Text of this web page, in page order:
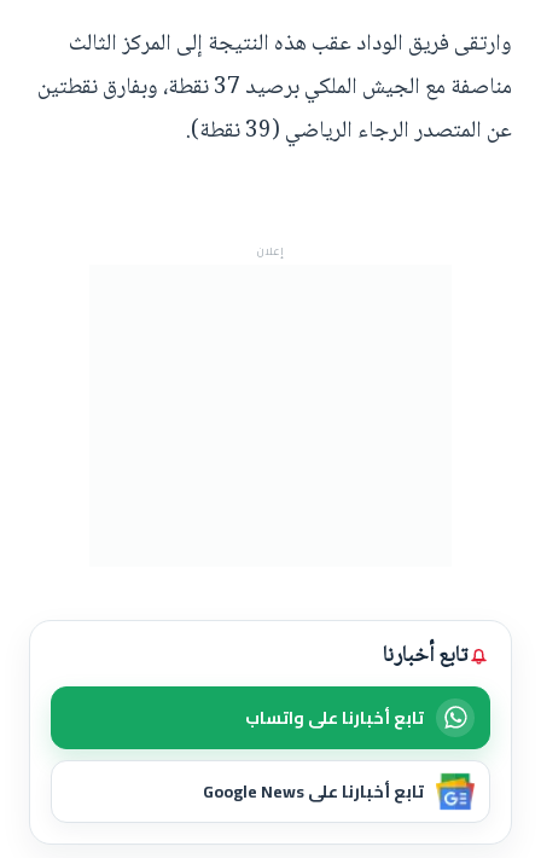
وارتقى فريق الوداد عقب هذه النتيجة إلى المركز الثالث
مناصفة مع الجيش الملكي برصيد 37 نقطة، وبفارق نقطتين
عن المتصدر الرجاء الرياضي (39 نقطة).
إعلان
تابع أخبارنا
تابع أخبارنا على واتساب
تابع أخبارنا على Google News